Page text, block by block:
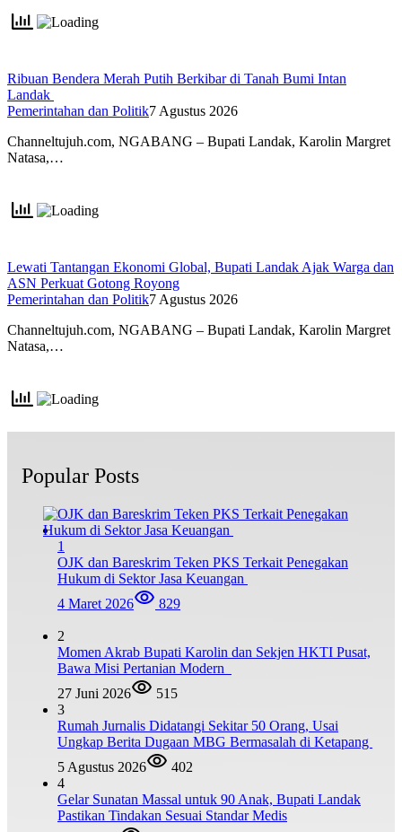
Ribuan Bendera Merah Putih Berkibar di Tanah Bumi Intan
Landak
Pemerintahan dan Politik7 Agustus 2026
Channeltujuh.com, NGABANG – Bupati Landak, Karolin Margret
Natasa,…
Lewati Tantangan Ekonomi Global, Bupati Landak Ajak Warga dan
ASN Perkuat Gotong Royong
Pemerintahan dan Politik7 Agustus 2026
Channeltujuh.com, NGABANG – Bupati Landak, Karolin Margret
Natasa,…
Popular Posts
1
OJK dan Bareskrim Teken PKS Terkait Penegakan
Hukum di Sektor Jasa Keuangan
4 Maret 2026
829
2
Momen Akrab Bupati Karolin dan Sekjen HKTI Pusat,
Bawa Misi Pertanian Modern
27 Juni 2026
515
3
Rumah Jurnalis Didatangi Sekitar 50 Orang, Usai
Ungkap Berita Dugaan MBG Bermasalah di Ketapang
5 Agustus 2026
402
4
Gelar Sunatan Massal untuk 90 Anak, Bupati Landak
Pastikan Tindakan Sesuai Standar Medis